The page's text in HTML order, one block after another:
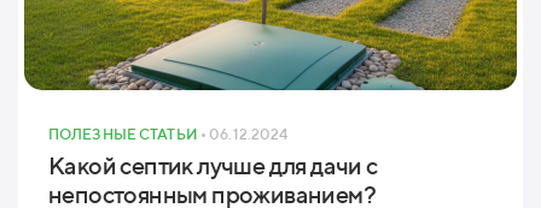
ПОЛЕЗНЫЕ СТАТЬИ • 06.12.2024
Какой септик лучше для дачи с
непостоянным проживанием?